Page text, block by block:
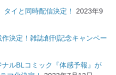
イと同時配信決定！
2023年9
決定！雑誌創刊記念キャンペー
ルBLコミック『体感予報』が